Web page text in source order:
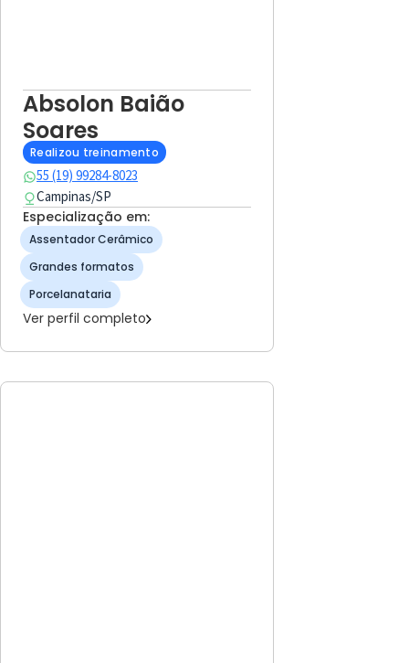
Absolon Baião
Soares
Realizou treinamento
55 (19) 99284-8023
Campinas/SP
Especialização em:
Assentador Cerâmico
Grandes formatos
Porcelanataria
Ver perfil completo